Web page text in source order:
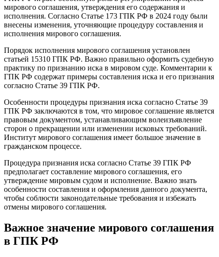
мирового соглашения, утверждения его содержания и
исполнения. Согласно Статье 173 ГПК РФ в 2024 году были
внесены изменения, уточняющие процедуру составления и
исполнения мирового соглашения.
Порядок исполнения мирового соглашения установлен
статьей 15310 ГПК РФ. Важно правильно оформить судебную
практику по признанию иска в мировом суде. Комментарии к
ГПК РФ содержат примеры составления иска и его признания
согласно Статье 39 ГПК РФ.
Особенности процедуры признания иска согласно Статье 39
ГПК РФ заключаются в том, что мировое соглашение является
правовым документом, устанавливающим волеизъявление
сторон о прекращении или изменении исковых требований.
Институт мирового соглашения имеет большое значение в
гражданском процессе.
Процедура признания иска согласно Статье 39 ГПК РФ
предполагает составление мирового соглашения, его
утверждение мировым судом и исполнение. Важно знать
особенности составления и оформления данного документа,
чтобы соблюсти законодательные требования и избежать
отмены мирового соглашения.
Важное значение мирового соглашения
в ГПК РФ